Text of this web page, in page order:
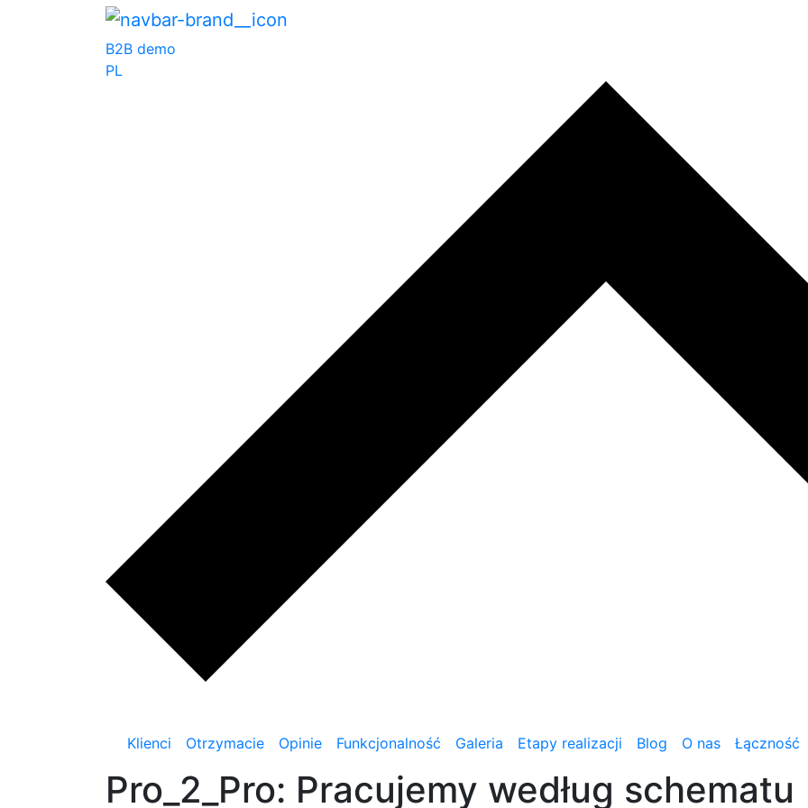
B2B demo
PL
Klienci Otrzymacie Opinie Funkcjonalność Galeria Etapy realizacji Blog O nas Łączność
Pro_2_Pro: Pracujemy według schematu